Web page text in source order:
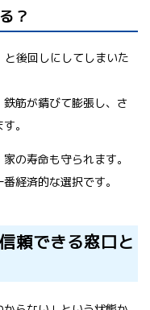
？
後回しにしてしまいた
筋が錆びて膨張し、さ
。
の寿命も守られます。
経済的な選択です。
頼できる窓口と